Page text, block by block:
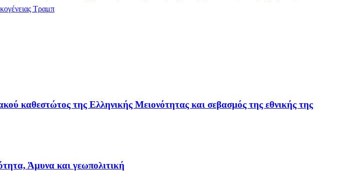
Τραμπ
καθεστώτος της Ελληνικής Μειονότητας και σεβασμός της εθνικής της
Άμυνα και γεωπολιτική